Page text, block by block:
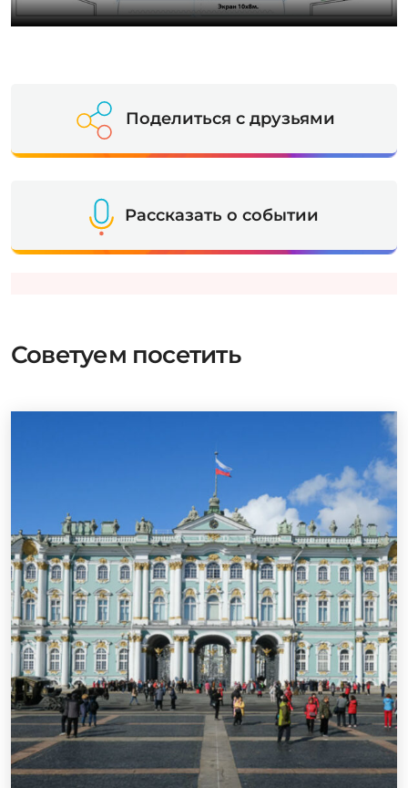
Поделиться с друзьями
Рассказать о событии
Советуем посетить